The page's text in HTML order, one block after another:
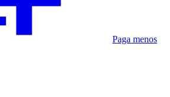
Paga menos